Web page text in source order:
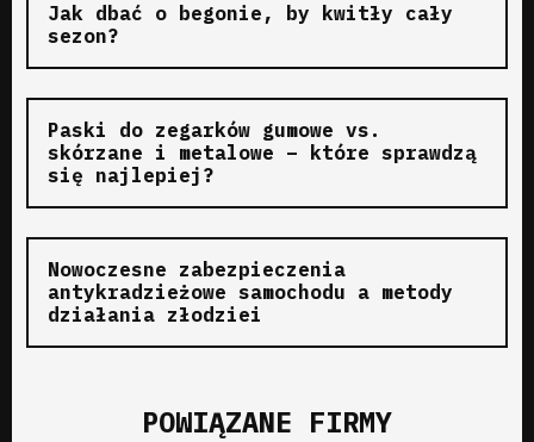
Jak dbać o begonie, by kwitły cały
sezon?
Paski do zegarków gumowe vs.
skórzane i metalowe – które sprawdzą
się najlepiej?
Nowoczesne zabezpieczenia
antykradzieżowe samochodu a metody
działania złodziei
POWIĄZANE FIRMY